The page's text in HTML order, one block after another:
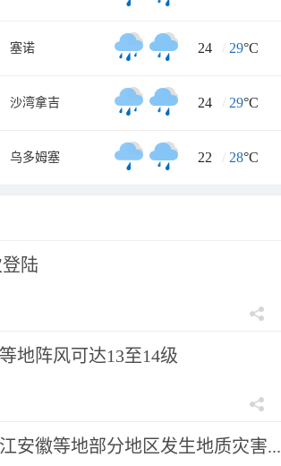
塞诺 24 / 29°C
沙湾拿吉 24 / 29°C
乌多姆塞 22 / 28°C
陆
地阵风可达13至14级
安徽等地部分地区发生地质灾害...